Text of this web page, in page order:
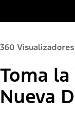
360 Visualizadores
Toma
Nueva
Color de la Pintura: